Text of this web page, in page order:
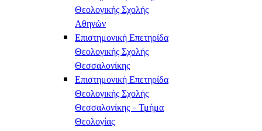
Θεολογικής Σχολής
Αθηνών
Επιστημονική Επετηρίδα
Θεολογικής Σχολής
Θεσσαλονίκης
Επιστημονική Επετηρίδα
Θεολογικής Σχολής
Θεσσαλονίκης - Τμήμα
Θεολογίας